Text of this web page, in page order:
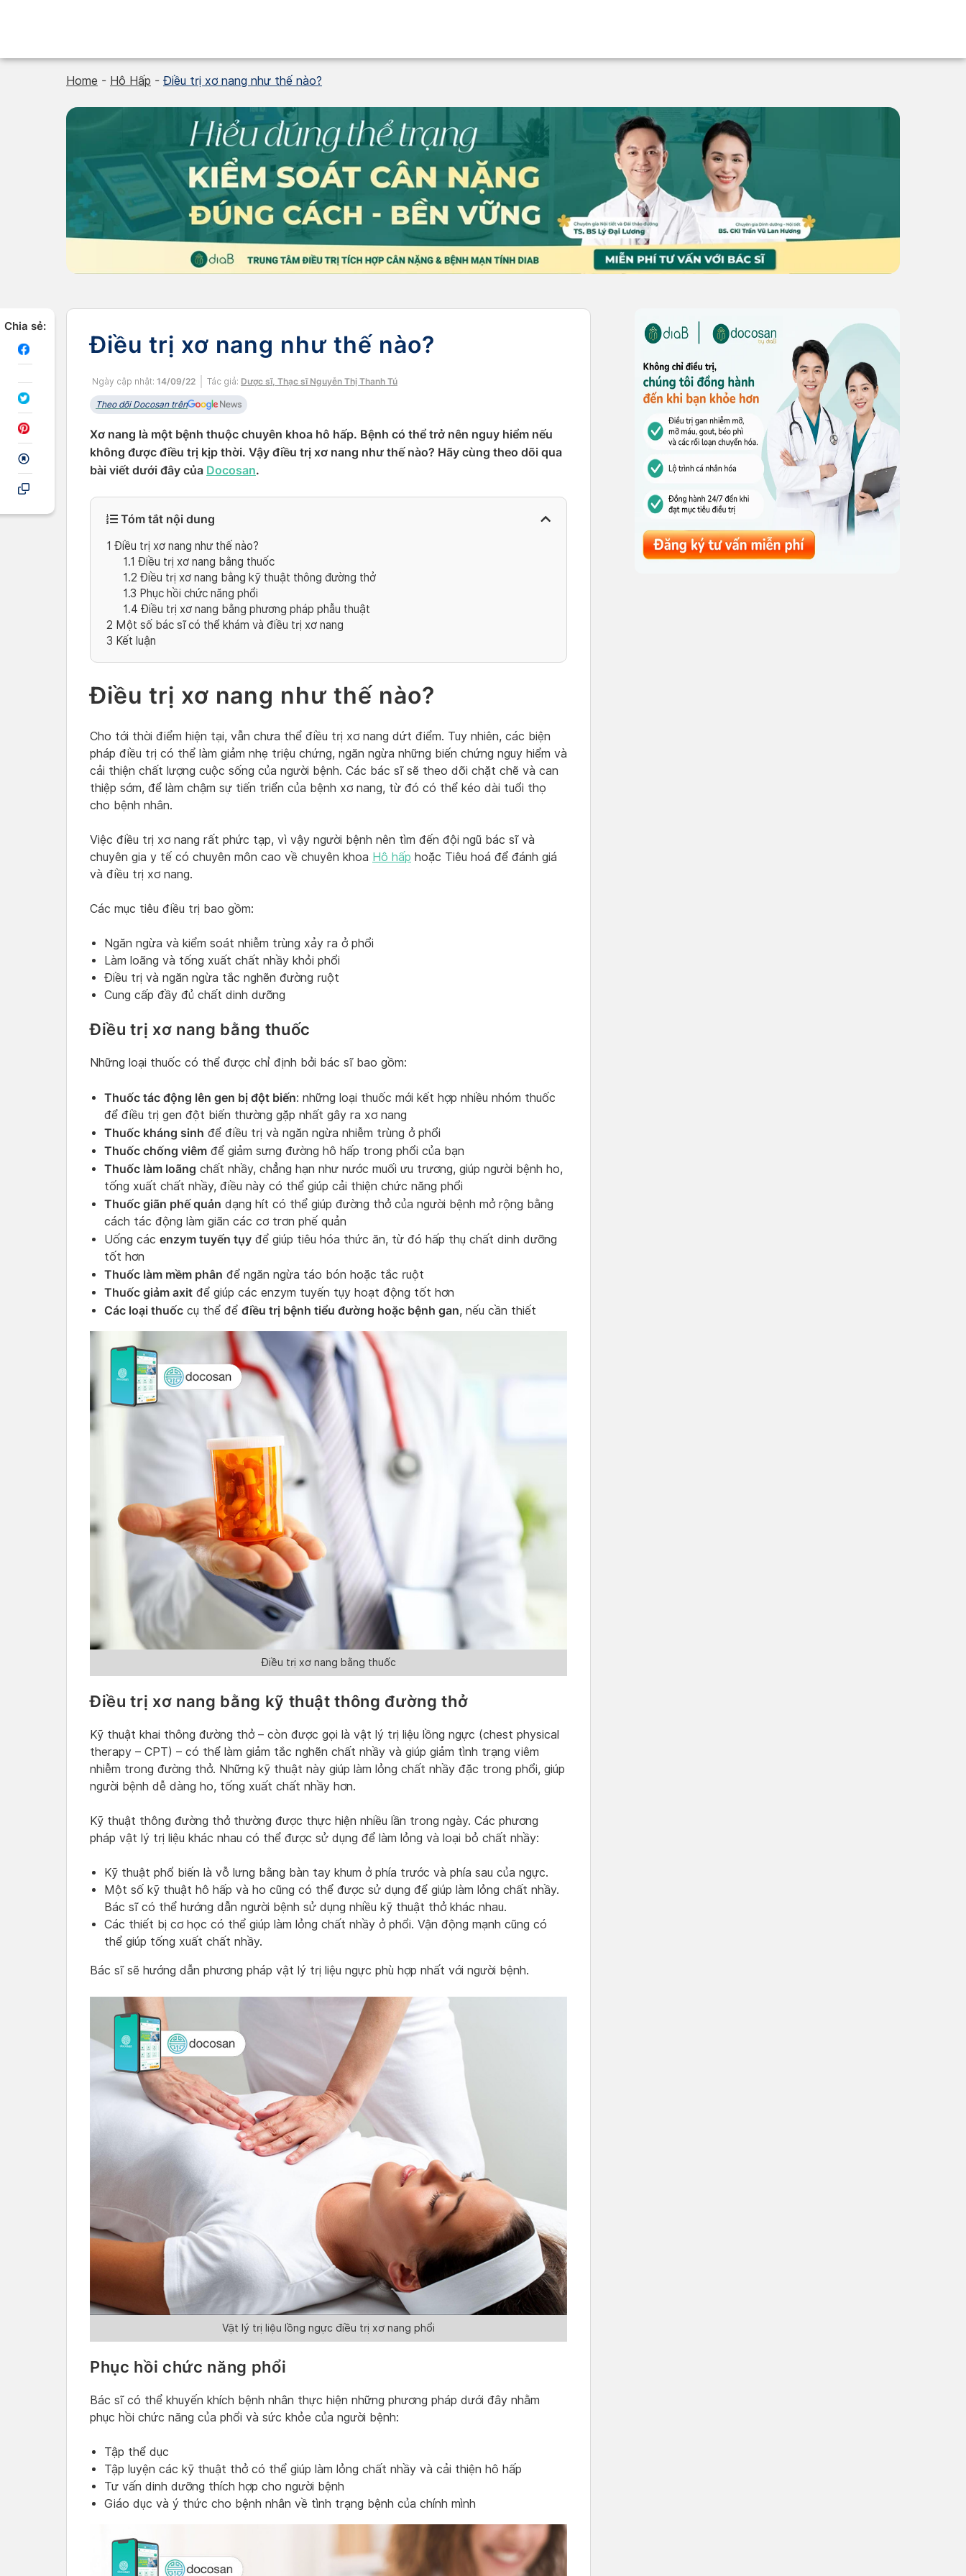
Home - Hô Hấp - Điều trị xơ nang như thế nào?
Chia sẻ:
Điều trị xơ nang như thế nào?
Ngày cập nhật: 14/09/22 Tác giả: Dược sĩ, Thạc sĩ Nguyễn Thị Thanh Tú
Theo dõi Docosan trên
Xơ nang là một bệnh thuộc chuyên khoa hô hấp. Bệnh có thể trở nên nguy hiểm nếu
không được điều trị kịp thời. Vậy điều trị xơ nang như thế nào? Hãy cùng theo dõi qua
bài viết dưới đây của Docosan.
Tóm tắt nội dung
1 Điều trị xơ nang như thế nào?
1.1 Điều trị xơ nang bằng thuốc
1.2 Điều trị xơ nang bằng kỹ thuật thông đường thở
1.3 Phục hồi chức năng phổi
1.4 Điều trị xơ nang bằng phương pháp phẫu thuật
2 Một số bác sĩ có thể khám và điều trị xơ nang
3 Kết luận
Điều trị xơ nang như thế nào?
Cho tới thời điểm hiện tại, vẫn chưa thể điều trị xơ nang dứt điểm. Tuy nhiên, các biện
pháp điều trị có thể làm giảm nhẹ triệu chứng, ngăn ngừa những biến chứng nguy hiểm và
cải thiện chất lượng cuộc sống của người bệnh. Các bác sĩ sẽ theo dõi chặt chẽ và can
thiệp sớm, để làm chậm sự tiến triển của bệnh xơ nang, từ đó có thể kéo dài tuổi thọ
cho bệnh nhân.
Việc điều trị xơ nang rất phức tạp, vì vậy người bệnh nên tìm đến đội ngũ bác sĩ và
chuyên gia y tế có chuyên môn cao về chuyên khoa Hô hấp hoặc Tiêu hoá để đánh giá
và điều trị xơ nang.
Các mục tiêu điều trị bao gồm:
Ngăn ngừa và kiểm soát nhiễm trùng xảy ra ở phổi
Làm loãng và tống xuất chất nhầy khỏi phổi
Điều trị và ngăn ngừa tắc nghẽn đường ruột
Cung cấp đầy đủ chất dinh dưỡng
Điều trị xơ nang bằng thuốc
Những loại thuốc có thể được chỉ định bởi bác sĩ bao gồm:
Thuốc tác động lên gen bị đột biến: những loại thuốc mới kết hợp nhiều nhóm thuốc
để điều trị gen đột biến thường gặp nhất gây ra xơ nang
Thuốc kháng sinh để điều trị và ngăn ngừa nhiễm trùng ở phổi
Thuốc chống viêm để giảm sưng đường hô hấp trong phổi của bạn
Thuốc làm loãng chất nhầy, chẳng hạn như nước muối ưu trương, giúp người bệnh ho,
tống xuất chất nhầy, điều này có thể giúp cải thiện chức năng phổi
Thuốc giãn phế quản dạng hít có thể giúp đường thở của người bệnh mở rộng bằng
cách tác động làm giãn các cơ trơn phế quản
Uống các enzym tuyến tụy để giúp tiêu hóa thức ăn, từ đó hấp thụ chất dinh dưỡng
tốt hơn
Thuốc làm mềm phân để ngăn ngừa táo bón hoặc tắc ruột
Thuốc giảm axit để giúp các enzym tuyến tụy hoạt động tốt hơn
Các loại thuốc cụ thể để điều trị bệnh tiểu đường hoặc bệnh gan, nếu cần thiết
Điều trị xơ nang bằng thuốc
Điều trị xơ nang bằng kỹ thuật thông đường thở
Kỹ thuật khai thông đường thở – còn được gọi là vật lý trị liệu lồng ngực (chest physical
therapy – CPT) – có thể làm giảm tắc nghẽn chất nhầy và giúp giảm tình trạng viêm
nhiễm trong đường thở. Những kỹ thuật này giúp làm lỏng chất nhầy đặc trong phổi, giúp
người bệnh dễ dàng ho, tống xuất chất nhầy hơn.
Kỹ thuật thông đường thở thường được thực hiện nhiều lần trong ngày. Các phương
pháp vật lý trị liệu khác nhau có thể được sử dụng để làm lỏng và loại bỏ chất nhầy:
Kỹ thuật phổ biến là vỗ lưng bằng bàn tay khum ở phía trước và phía sau của ngực.
Một số kỹ thuật hô hấp và ho cũng có thể được sử dụng để giúp làm lỏng chất nhầy.
Bác sĩ có thể hướng dẫn người bệnh sử dụng nhiều kỹ thuật thở khác nhau.
Các thiết bị cơ học có thể giúp làm lỏng chất nhầy ở phổi. Vận động mạnh cũng có
thể giúp tống xuất chất nhầy.
Bác sĩ sẽ hướng dẫn phương pháp vật lý trị liệu ngực phù hợp nhất với người bệnh.
Vật lý trị liệu lồng ngực điều trị xơ nang phổi
Phục hồi chức năng phổi
Bác sĩ có thể khuyến khích bệnh nhân thực hiện những phương pháp dưới đây nhằm
phục hồi chức năng của phổi và sức khỏe của người bệnh:
Tập thể dục
Tập luyện các kỹ thuật thở có thể giúp làm lỏng chất nhầy và cải thiện hô hấp
Tư vấn dinh dưỡng thích hợp cho người bệnh
Giáo dục và ý thức cho bệnh nhân về tình trạng bệnh của chính mình